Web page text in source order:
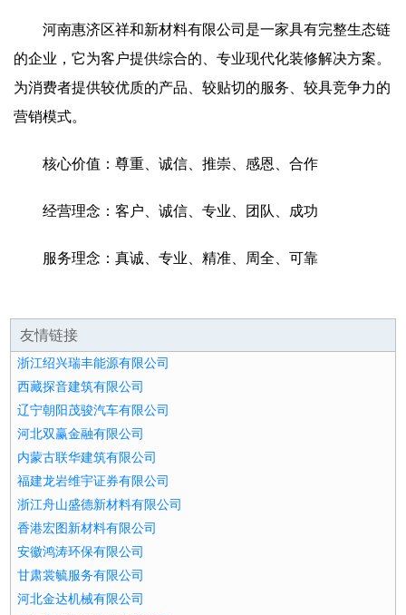
河南惠济区祥和新材料有限公司是一家具有完整生态链
的企业，它为客户提供综合的、专业现代化装修解决方案。
为消费者提供较优质的产品、较贴切的服务、较具竞争力的
营销模式。
核心价值：尊重、诚信、推崇、感恩、合作
经营理念：客户、诚信、专业、团队、成功
服务理念：真诚、专业、精准、周全、可靠
友情链接
浙江绍兴瑞丰能源有限公司
西藏探音建筑有限公司
辽宁朝阳茂骏汽车有限公司
河北双赢金融有限公司
内蒙古联华建筑有限公司
福建龙岩维宇证券有限公司
浙江舟山盛德新材料有限公司
香港宏图新材料有限公司
安徽鸿涛环保有限公司
甘肃裳毓服务有限公司
河北金达机械有限公司